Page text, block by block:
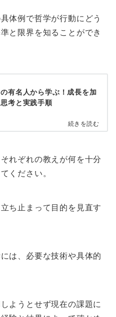
体例で哲学が行動にどう
と限界を知ることができ
有名人から学ぶ！成長を加
考と実践手順
続きを読む
れぞれの教えが何を十分
ください。
ち止まって目的を見直す
は、必要な技術や具体的
ようとせず現在の課題に